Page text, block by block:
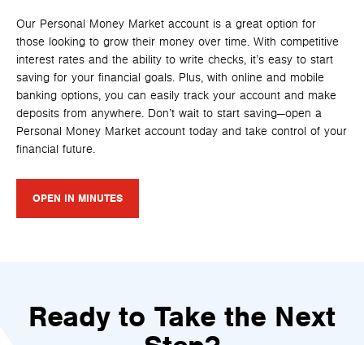
Our Personal Money Market account is a great option for
those looking to grow their money over time. With competitive
interest rates and the ability to write checks, it’s easy to start
saving for your financial goals. Plus, with online and mobile
banking options, you can easily track your account and make
deposits from anywhere. Don’t wait to start saving—open a
Personal Money Market account today and take control of your
financial future.
OPEN IN MINUTES
Ready to Take the Next